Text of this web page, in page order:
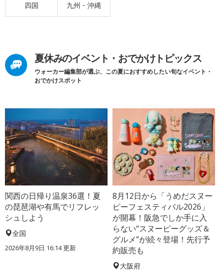
四国 九州・沖縄
夏休みのイベント・おでかけトピックス
ウォーカー編集部が選ぶ、この夏におすすめしたい旬なイベント・
おでかけスポット
関西の日帰り温泉36選！夏
の琵琶湖や有馬でリフレッ
シュしよう
全国
2026年8月9日 16:14更新
8月12日から「うめだスヌー
ピーフェスティバル2026」
が開幕！阪急でしか手に入
らない“スヌーピーグッズ＆
グルメ”が続々登場！先行予
約販売も
大阪府